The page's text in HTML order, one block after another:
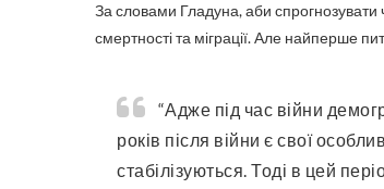
За словами Гладуна, аби спрогнозувати
смертності та міграції. Але найперше
“Адже під час війни демографічні процеси мають свої особливості, протягом двох-чотирьох
років після війни є свої
стабілізуються. Тоді в цей